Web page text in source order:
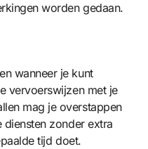
worden gedaan.
wanneer je kunt
vervoerswijzen met je
mag je overstappen
diensten zonder extra
tijd doet.